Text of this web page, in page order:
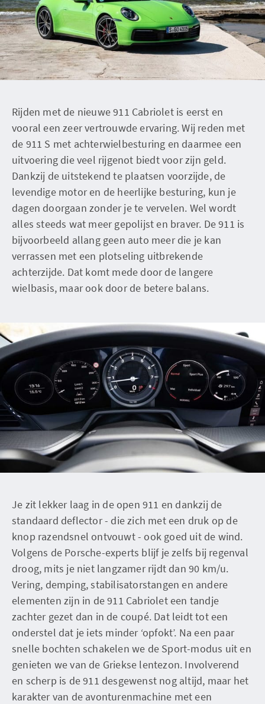
Rijden met de nieuwe 911 Cabriolet is eerst en
vooral een zeer vertrouwde ervaring. Wij reden met
de 911 S met achterwielbesturing en daarmee een
uitvoering die veel rijgenot biedt voor zijn geld.
Dankzij de uitstekend te plaatsen voorzijde, de
levendige motor en de heerlijke besturing, kun je
dagen doorgaan zonder je te vervelen. Wel wordt
alles steeds wat meer gepolijst en braver. De 911 is
bijvoorbeeld allang geen auto meer die je kan
verrassen met een plotseling uitbrekende
achterzijde. Dat komt mede door de langere
wielbasis, maar ook door de betere balans.
Je zit lekker laag in de open 911 en dankzij de
standaard deflector - die zich met een druk op de
knop razendsnel ontvouwt - ook goed uit de wind.
Volgens de Porsche-experts blijf je zelfs bij regenval
droog, mits je niet langzamer rijdt dan 90 km/u.
Vering, demping, stabilisatorstangen en andere
elementen zijn in de 911 Cabriolet een tandje
zachter gezet dan in de coupé. Dat leidt tot een
onderstel dat je iets minder ‘opfokt’. Na een paar
snelle bochten schakelen we de Sport-modus uit en
genieten we van de Griekse lentezon. Involverend
en scherp is de 911 desgewenst nog altijd, maar het
karakter van de avonturenmachine met een